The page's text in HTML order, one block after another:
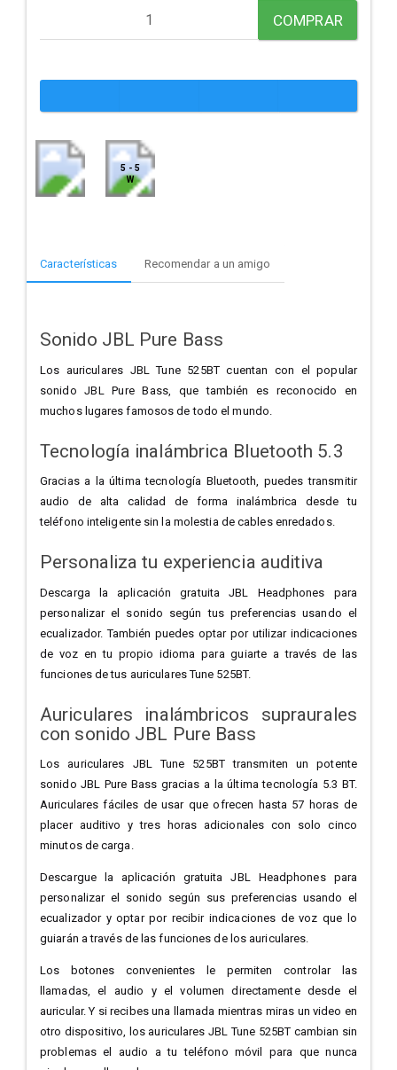
COMPRAR
5 - 5
W
Características Recomendar a un amigo
Sonido JBL Pure Bass
Los auriculares JBL Tune 525BT cuentan con el popular
sonido JBL Pure Bass, que también es reconocido en
muchos lugares famosos de todo el mundo.
Tecnología inalámbrica Bluetooth 5.3
Gracias a la última tecnología Bluetooth, puedes transmitir
audio de alta calidad de forma inalámbrica desde tu
teléfono inteligente sin la molestia de cables enredados.
Personaliza tu experiencia auditiva
Descarga la aplicación gratuita JBL Headphones para
personalizar el sonido según tus preferencias usando el
ecualizador. También puedes optar por utilizar indicaciones
de voz en tu propio idioma para guiarte a través de las
funciones de tus auriculares Tune 525BT.
Auriculares inalámbricos supraurales
con sonido JBL Pure Bass
Los auriculares JBL Tune 525BT transmiten un potente
sonido JBL Pure Bass gracias a la última tecnología 5.3 BT.
Auriculares fáciles de usar que ofrecen hasta 57 horas de
placer auditivo y tres horas adicionales con solo cinco
minutos de carga.
Descargue la aplicación gratuita JBL Headphones para
personalizar el sonido según sus preferencias usando el
ecualizador y optar por recibir indicaciones de voz que lo
guiarán a través de las funciones de los auriculares.
Los botones convenientes le permiten controlar las
llamadas, el audio y el volumen directamente desde el
auricular. Y si recibes una llamada mientras miras un video en
otro dispositivo, los auriculares JBL Tune 525BT cambian sin
problemas el audio a tu teléfono móvil para que nunca